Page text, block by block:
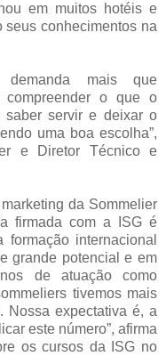
em muitos hotéis e
seus conhecimentos na
demanda mais que
compreender o que o
servir e deixar o
uma boa escolha”,
e Diretor Técnico e
da Sommelier
firmada com a ISG é
internacional
grande potencial e em
de atuação como
tivemos mais
Nossa expectativa é, a
este número”, afirma
os cursos da ISG no